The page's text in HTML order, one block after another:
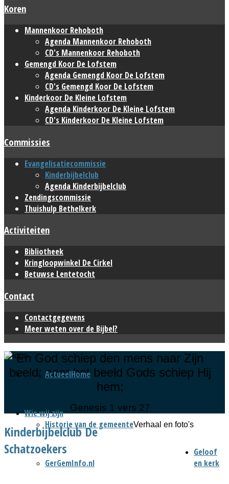
Koren
Mannenkoor Rehoboth
Agenda Mannenkoor Rehoboth
CD's Mannenkoor Rehoboth
Gemengd Koor De Lofstem
Agenda Gemengd Koor De Lofstem
CD's Gemengd Koor De Lofstem
Kinderkoor De Kleine Lofstem
Agenda Kinderkoor De Kleine Lofstem
CD's Kinderkoor De Kleine Lofstem
Commissies
Evangelisatiecommissie
Kinderbijbelclub
Agenda Kinderbijbelclub
Zendingscommissie
Thuishulp Bethelkerk
Activiteiten
Bibliotheek
Kringloopwinkel De Cirkel
Betuwse Lentetocht
Contact
Contactgegevens
Meer weten over de Bijbel?
Home
Actueel
Wie wij zijn
Historie van de gemeenteVerhaal en foto's
GerGemInfo.nl
Geloof
en kerk
En God schiep den mens naar Zijn
beeld; naar het beeld Gods schiep Hij
hem;
Genesis 1 vers 27
Kinderbijbelclub De
Schatzoekers